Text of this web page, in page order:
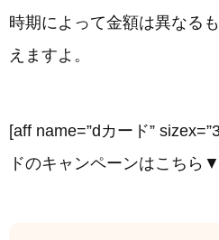
時期によって金額は異なるも
えますよ。
[aff name=”dカード”
ドのキャンペーンはこちら